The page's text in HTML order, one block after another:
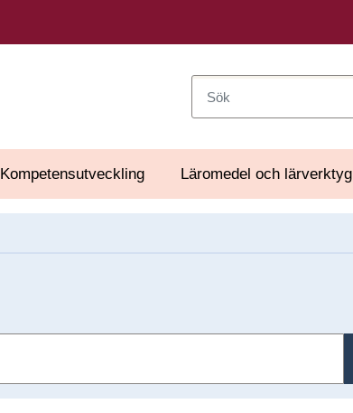
Kompetensutveckling Läromedel och lärverktyg